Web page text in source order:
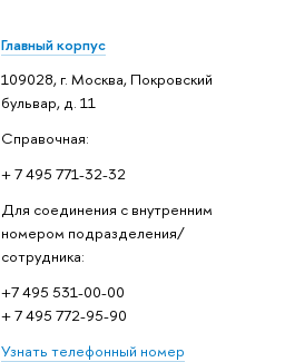
Главный корпус
109028, г. Москва, Покровский
бульвар, д. 11
Справочная:
+ 7 495 771-32-32
Для соединения с внутренним
номером подразделения/
сотрудника:
+7 495 531-00-00
+ 7 495 772-95-90
Узнать телефонный номер